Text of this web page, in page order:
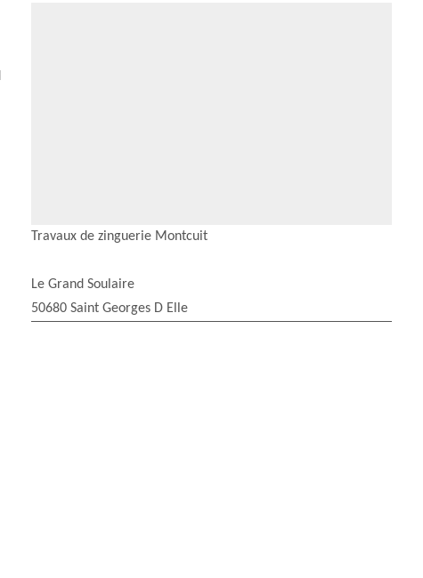
Travaux de zinguerie Montcuit
Le Grand Soulaire
50680 Saint Georges D Elle